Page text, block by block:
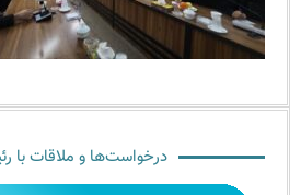
درخواست‌ها و ملاقات با رئیس بنیاد